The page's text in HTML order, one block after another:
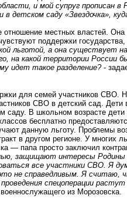
и мой супруг прописан в
детском саду «Звездочка»,
местных властей. Она
поддержки
льготой, а она существует
на какой территории России
идет такое разделение? -
для семей участников СВО.
СВО в детский сад. Дети
саду. В школьном возрасте
бесплатно
данную льготу. Проблемы
в другом регионе. У многих
— папа просто заключил
защищают интересы Родины в
все участники СВО. Я
не справедливым. Я считаю,
спецоперации
из Морозовска.